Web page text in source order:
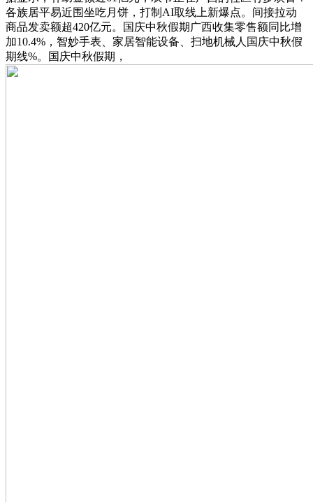
各族居平易近围坐吃月饼，打制AI取线上新爆点。间接拉动
商品发卖额超420亿元。国庆中秋假期广西收集零售额同比增
加10.4%，智妙手表、家居智能设备、扫地机械人国庆中秋假
期线%。国庆中秋假期，